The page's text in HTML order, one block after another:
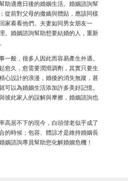
助適應日後的婚姻生活。婚姻諮詢幫
從前對父母的撒嬌與體貼，應該同樣
家看看他們。夫妻如同男女朋友一
。婚姻諮詢幫助想要結婚的人，重新
般，很多人因此而容易產生外遇。
愈久，愈需要潤滑調劑，其實只要生
心設計的浪漫，婚後的消失無蹤，甚
以為婚姻生活添加許多美好記憶。
彼此家人的誤解與摩擦，婚姻諮詢也
高居不下的現今，白頭偕老似乎成了
的時候；包容、體諒才是維持婚姻長
姻諮詢專員幫助您化解婚姻危機！